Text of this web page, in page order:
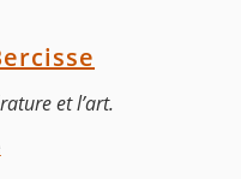
et l’art.